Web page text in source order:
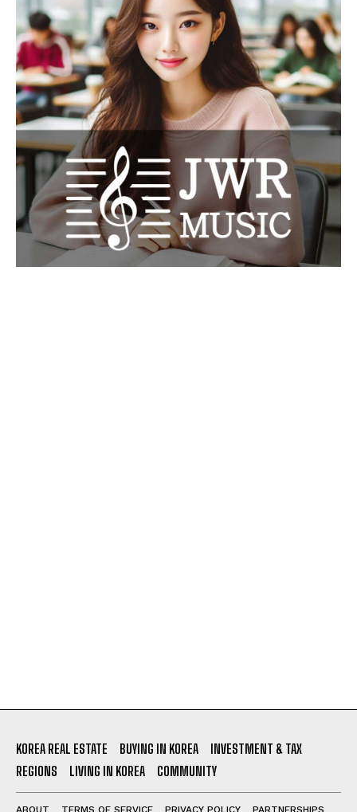
KOREA REAL ESTATE BUYING IN KOREA
INVESTMENT & TAX
REGIONS
LIVING IN KOREA COMMUNITY